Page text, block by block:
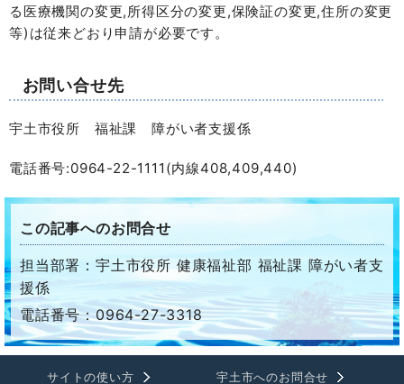
る医療機関の変更,所得区分の変更,保険証の変更,住所の変更
等)は従来どおり申請が必要です。
お問い合せ先
宇土市役所 福祉課 障がい者支援係
電話番号:0964-22-1111(内線408,409,440)
この記事へのお問合せ
担当部署：宇土市役所 健康福祉部 福祉課 障がい者支
援係
電話番号：0964-27-3318
サイトの使い方
宇土市へのお問合せ